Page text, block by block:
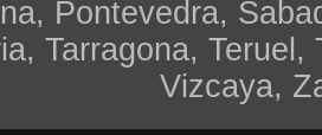
Pontevedra,
Tarragona,
Vizcaya,